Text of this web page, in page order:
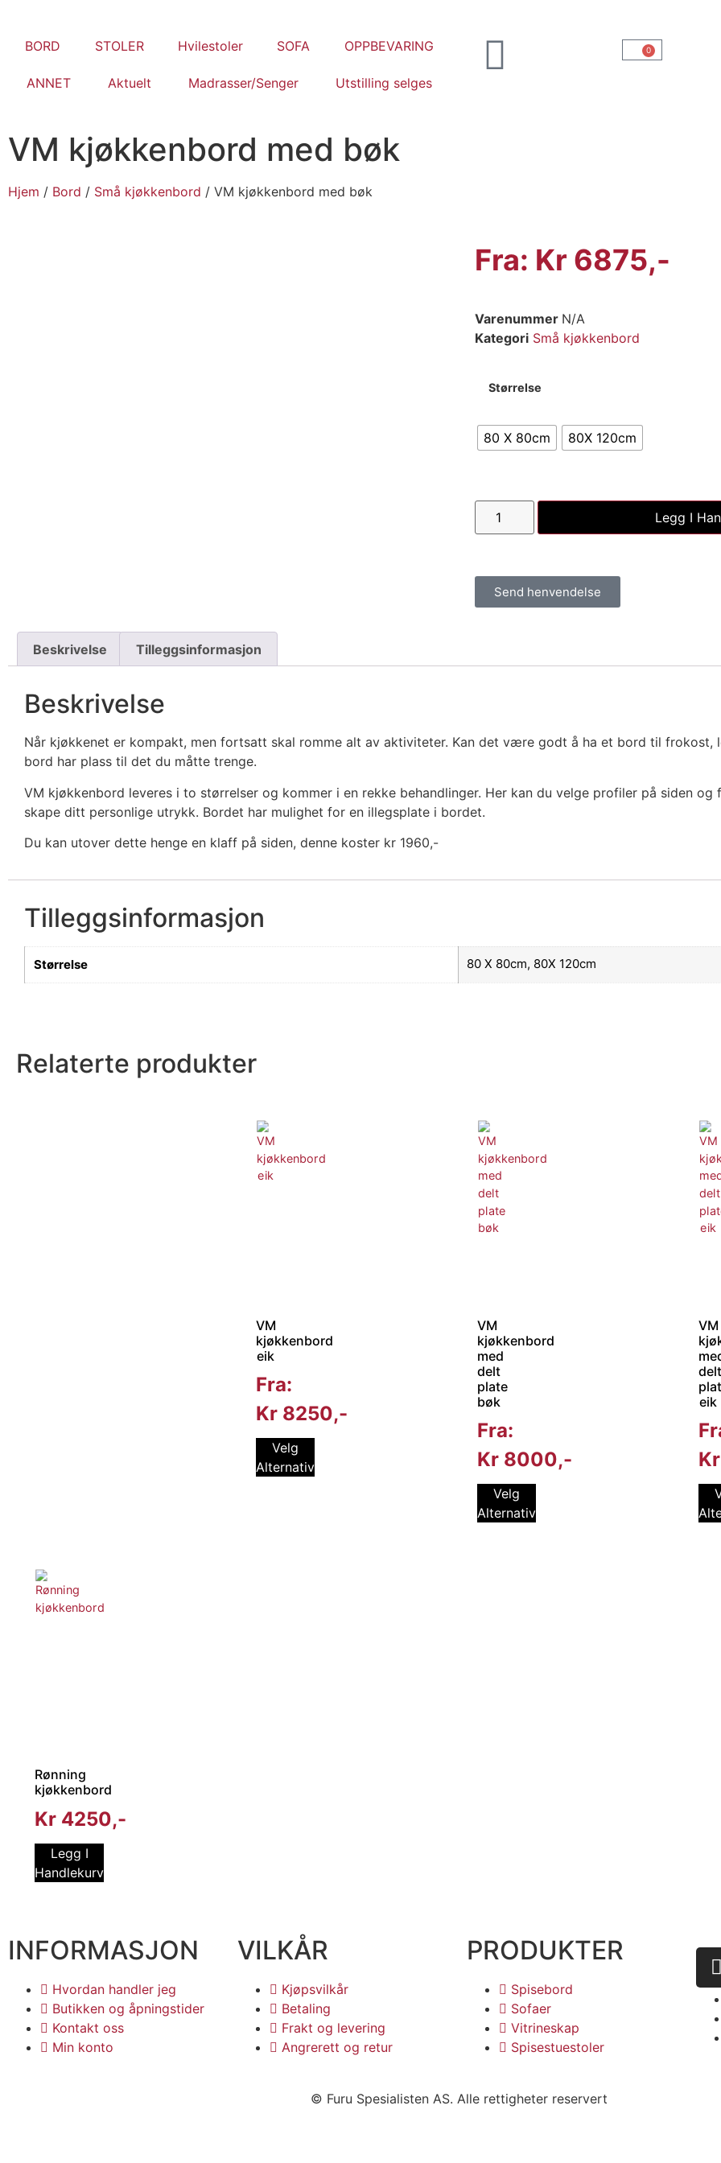
BORD STOLER Hvilestoler SOFA OPPBEVARING
ANNET Aktuelt Madrasser/Senger Utstilling selges
0
VM kjøkkenbord med bøk
Hjem / Bord / Små kjøkkenbord / VM kjøkkenbord med bøk
Fra: Kr 6875
Varenummer N/A
Kategori Små kjøkkenbord
Størrelse
80 X 80cm 80X 120cm
Legg I
Send henvendelse
Beskrivelse Tilleggsinformasjon
Beskrivelse
Når kjøkkenet er kompakt, men fortsatt skal romme alt av aktiviteter. Kan det være godt å ha et bord til frokost,
bord har plass til det du måtte trenge.
VM kjøkkenbord leveres i to størrelser og kommer i en rekke behandlinger. Her kan du velge profiler på siden og
skape ditt personlige utrykk. Bordet har mulighet for en illegsplate i bordet.
Du kan utover dette henge en klaff på siden, denne koster kr 1960,-
Tilleggsinformasjon
Størrelse 80 X 80cm, 80X 120cm
Relaterte produkter
VM
kjøkkenbord
eik
Fra:
Kr 8250
Velg
Alternativ
VM
kjøkkenbord
med
delt
plate
bøk
Fra:
Kr 8000
Velg
Alternativ
VM
delt
eik
Kr
Rønning
kjøkkenbord
Kr 4250
Legg I
Handlekurv
INFORMASJON
Hvordan handler jeg
Butikken og åpningstider
Kontakt oss
Min konto
VILKÅR
Kjøpsvilkår
Betaling
Frakt og levering
Angrerett og retur
PRODUKTER
Spisebord
Sofaer
Vitrineskap
Spisestuestoler
© Furu Spesialisten AS. Alle rettigheter reservert